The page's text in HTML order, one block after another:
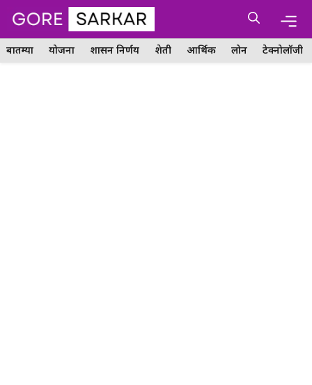
Skip
content
बातम्या योजना शासन निर्णय शेती आर्थिक लोन टेक्नोलॉजी